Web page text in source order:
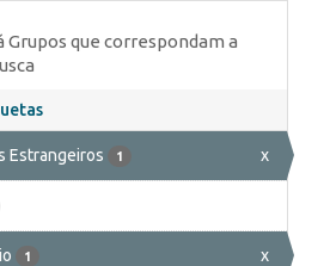
Grupos que correspondam a
Estrangeiros 1 x
1 x